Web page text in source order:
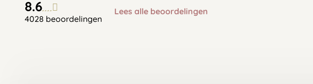
8.6
4028 beoordelingen
Lees alle beoordelingen